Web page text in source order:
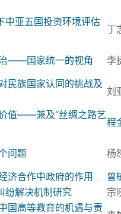
中亚五国投资环境评估
丁
——国家统一的视角 李
民族国家认同的挑战及
刘
值——兼及“丝绸之路艺
程
问题
杨
济合作中政府的作用
曾
纷解决机制研究
宗
国高等教育的机遇与责